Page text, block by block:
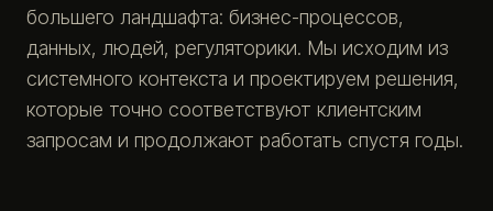
большего ландшафта: бизнес-процессов,
данных, людей, регуляторики. Мы исходим из
системного контекста и проектируем решения,
которые точно соответствуют клиентским
запросам и продолжают работать спустя годы.